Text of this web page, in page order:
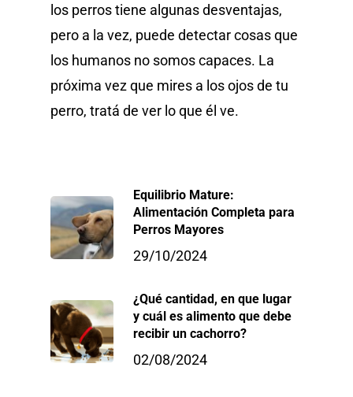
los perros tiene algunas desventajas,
pero a la vez, puede detectar cosas que
los humanos no somos capaces. La
próxima vez que mires a los ojos de tu
perro, tratá de ver lo que él ve.
Equilibrio Mature:
Alimentación Completa para
Perros Mayores
29/10/2024
¿Qué cantidad, en que lugar
y cuál es alimento que debe
recibir un cachorro?
02/08/2024